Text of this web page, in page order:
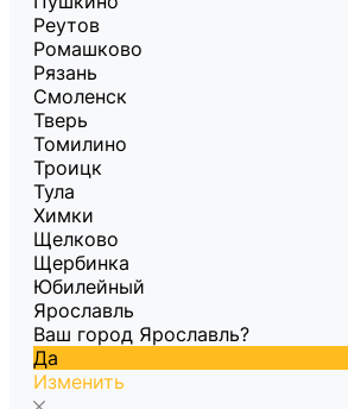
Реутов
Ромашково
Рязань
Смоленск
Тверь
Томилино
Троицк
Тула
Химки
Щелково
Щербинка
Юбилейный
Ярославль
Ваш город Ярославль?
Да
Изменить